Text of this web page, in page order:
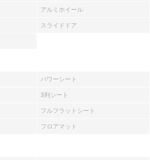
アルミホイール
スライドドア
パワーシート
3列シート
フルフラットシート
フロアマット